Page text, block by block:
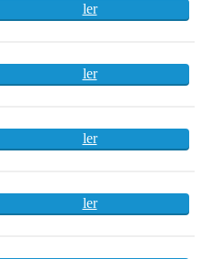
ler
ler
ler
ler